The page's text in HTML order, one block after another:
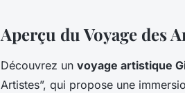
Aperçu du Voyage des
Découvrez un voyage artistique
Artistes”, qui propose une